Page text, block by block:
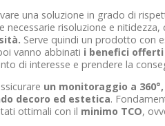
una soluzione in grado di
necessarie risoluzione e
Serve quindi un prodotto con
vanno abbinati i benefici offerti
di interesse e prendere la
un monitoraggio a
decoro ed estetica.
ottimali con il minimo TCO,